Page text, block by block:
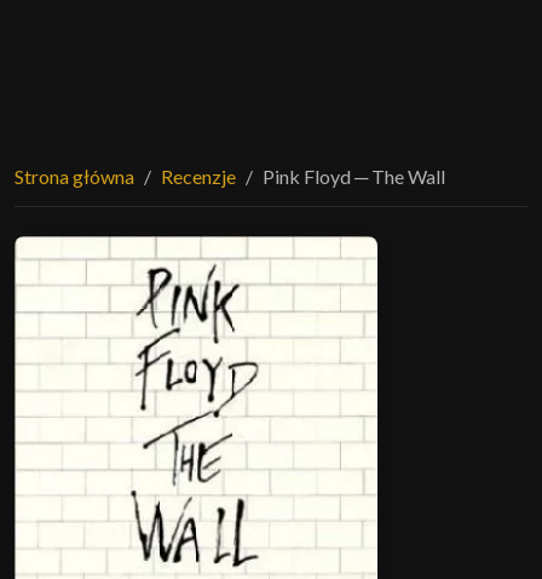
Strona główna Recenzje Pink Floyd ─ The Wall